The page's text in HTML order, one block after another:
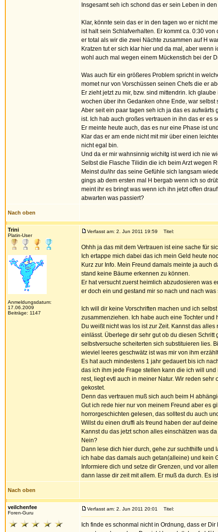
Insgesamt seh ich schond das er sein Leben in
Klar, könnte sein das er in den tagen wo er nicht
ist halt sein Schlafverhalten. Er kommt ca. 0:30
er total als wir die zwei Nächte zusammen auf H
Kratzen tut er sich klar hier und da mal, aber
wohl auch mal wegen einem Mückenstich bei der
Was auch für ein größeres Problem spricht in
momet nur von Vorschüssen seinen Chefs die er
Er zieht jetzt zu mir, bzw. sind mittendrin. Ich
wochen über ihn Gedanken ohne Ende, war
Aber seit ein paar tagen seh ich ja das es
ist. Ich hab auch großes vertrauen in ihn das er es
Er meinte heute auch, das es nur eine Phase ist
Klar das er am ende nicht mit mir über einen
nicht egal bin.
Und da er mir wahnsinnig wichitg ist werd ich nie
Selbst die Flasche Tilidin die ich beim Arzt wegen
Meinst du/ihr das seine Gefühle sich langsam
gings ab dem ersten mal H bergab wenn ich so
meint ihr es bringt was wenn ich ihn jetzt offen
abwarten was passiert?
Nach oben
Trini
Platin-User
Anmeldungsdatum:
17.06.2009
Beiträge: 1147
Verfasst am: 2. Jun 2011 19:59 Titel:
Ohhh ja das mit dem Vertrauen ist eine sache für
Ich ertappe mich dabei das ich mein Geld heute
Kurz zur Info. Mein Freund damals meinte ja auch
stand keine Bäume erkennen zu können.
Er hat versucht zuerst heimlich abzudosieren was
er doch ein und gestand mir so nach und nach was
Ich will dir keine Vorschriften machen und ich
zusammenziehen. Ich habe auch eine Tochter und
Du weißt nicht was los ist zur Zeit. Kannst das
einlässt. Überlege dir sehr gut ob du diesen
selbstversuche scheiterten sich substituieren lies.
wieviel leeres geschwätz ist was mir von ihm
Es hat auch mindestens 1 jahr gedauert bis ich
das ich ihm jede Frage stellen kann die ich will
rest, liegt evtl auch in meiner Natur. Wir reden
gekostet.
Denn das vertrauen muß sich auch beim H
Gut ich rede hier nur von meinem Freund aber es
horrorgeschichten gelesen, das solltest du auch
Willst du einen druffi als freund haben der auf
Kannst du das jetzt schon alles einschätzen was
Nein?
Dann lese dich hier durch, gehe zur suchthilfe
ich habe das damals auch getan(alleine) und kein
Informiere dich und setze dir Grenzen, und vor
dann lasse dir zeit mit allem. Er muß da durch. Es
Nach oben
veilchenfee
Foren-Guru
Verfasst am: 2. Jun 2011 20:01 Titel:
Ich finde es schonmal nicht in Ordnung, dass er